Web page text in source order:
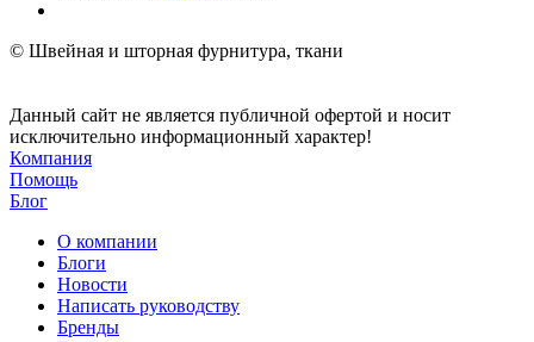
© Швейная и шторная фурнитура, ткани
Данный сайт не является публичной офертой и носит
исключительно информационный характер!
Компания
Помощь
Блог
О компании
Блоги
Новости
Написать руководству
Бренды